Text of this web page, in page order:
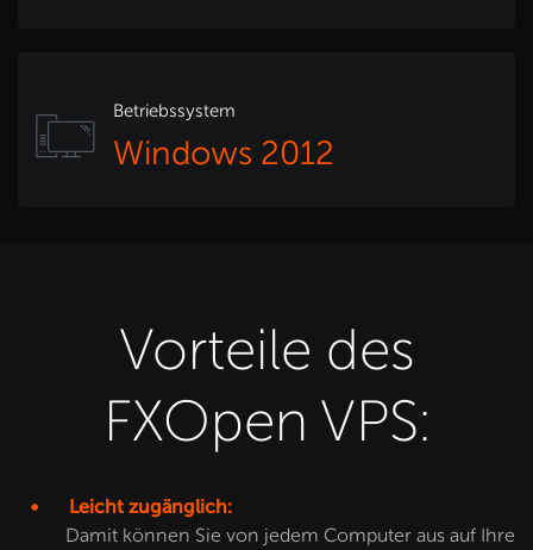
Betriebssystem
Windows 2012
Vorteile des
FXOpen VPS:
Leicht zugänglich:
Damit können Sie von jedem Computer aus auf Ihre